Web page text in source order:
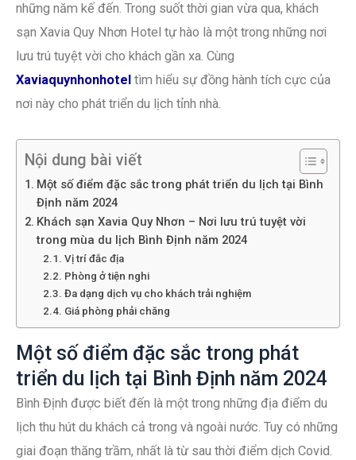
những năm kế đến. Trong suốt thời gian vừa qua, khách
sạn Xavia Quy Nhơn Hotel tự hào là một trong những nơi
lưu trú tuyệt vời cho khách gần xa. Cùng
Xaviaquynhonhotel tìm hiểu sự đồng hành tích cực của
nơi này cho phát triển du lịch tỉnh nhà.
Nội dung bài viết
Một số điểm đặc sắc trong phát triển du lịch tại Bình
Định năm 2024
Khách sạn Xavia Quy Nhơn – Nơi lưu trú tuyệt vời
trong mùa du lịch Bình Định năm 2024
Vị trí đắc địa
Phòng ở tiện nghi
Đa dạng dịch vụ cho khách trải nghiệm
Giá phòng phải chăng
Một số điểm đặc sắc trong phát
triển du lịch tại Bình Định năm 2024
Bình Định được biết đến là một trong những địa điểm du
lịch thu hút du khách cả trong và ngoài nước. Tuy có những
giai đoạn thăng trầm, nhất là từ sau thời điểm dịch Covid.